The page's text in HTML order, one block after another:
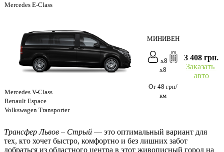
Mercedes E-Class
Mercedes V-Class
Renault Espace
Volkswagen Transporter
МИНИВЕН
x8
x8
От 48 грн/
км
3 408 грн.
Заказать
авто
Трансфер Львов – Стрый — это оптимальный вариант для
тех, кто хочет быстро, комфортно и без лишних забот
добраться из областного центра в этот живописный город на